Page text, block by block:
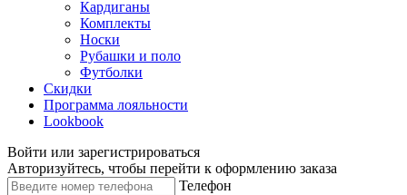
Кардиганы
Комплекты
Носки
Рубашки и поло
Футболки
Скидки
Программа лояльности
Lookbook
Войти или зарегистрироваться
Авторизуйтесь, чтобы перейти к оформлению заказа
Телефон